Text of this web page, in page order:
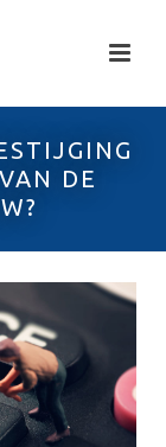
DE